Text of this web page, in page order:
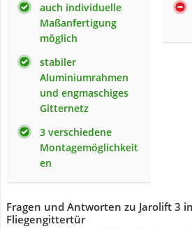
auch individuelle
Maßanfertigung
möglich
stabiler
Aluminiumrahmen
und engmaschiges
Gitternetz
3 verschiedene
Montagemöglichkeit
en
Fragen und Antworten zu Jarolift 3
Fliegengittertür